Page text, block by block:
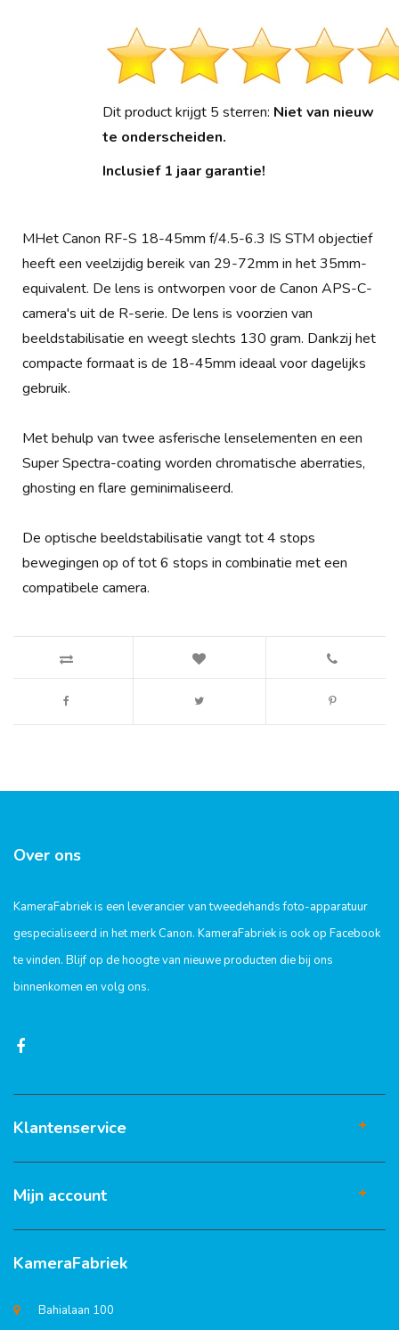
Dit product krijgt 5 sterren: Niet van nieuw
te onderscheiden.
Inclusief 1 jaar garantie!
MHet Canon RF-S 18-45mm f/4.5-6.3 IS STM objectief
heeft een veelzijdig bereik van 29-72mm in het 35mm-
equivalent. De lens is ontworpen voor de Canon APS-C-
camera's uit de R-serie. De lens is voorzien van
beeldstabilisatie en weegt slechts 130 gram. Dankzij het
compacte formaat is de 18-45mm ideaal voor dagelijks
gebruik.
Met behulp van twee asferische lenselementen en een
Super Spectra-coating worden chromatische aberraties,
ghosting en flare geminimaliseerd.
De optische beeldstabilisatie vangt tot 4 stops
bewegingen op of tot 6 stops in combinatie met een
compatibele camera.
Over ons
KameraFabriek is een leverancier van tweedehands foto-apparatuur
gespecialiseerd in het merk Canon. KameraFabriek is ook op Facebook
te vinden. Blijf op de hoogte van nieuwe producten die bij ons
binnenkomen en volg ons.
Klantenservice
Mijn account
KameraFabriek
Bahialaan 100